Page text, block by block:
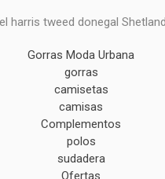
harris tweed donegal
Gorras Moda Urbana
gorras
camisetas
camisas
Complementos
polos
sudadera
Ofertas